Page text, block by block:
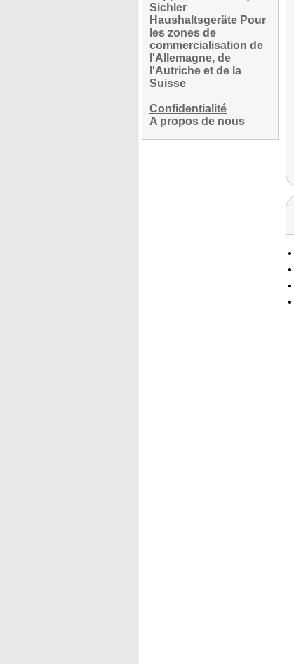
Sichler
Haushaltsgeräte Pour
les zones de
commercialisation de
l'Allemagne, de
l'Autriche et de la
Suisse
Confidentialité
A propos de nous